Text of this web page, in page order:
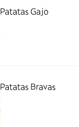
Patatas Gajo
Patatas Bravas